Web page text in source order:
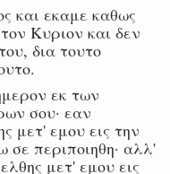
και εκαμε καθως
Κυριον και δεν
δια τουτο
εκ των
σου· εαν
μετ' εμου εις την
περιποιηθη· αλλ'
μετ' εμου εις